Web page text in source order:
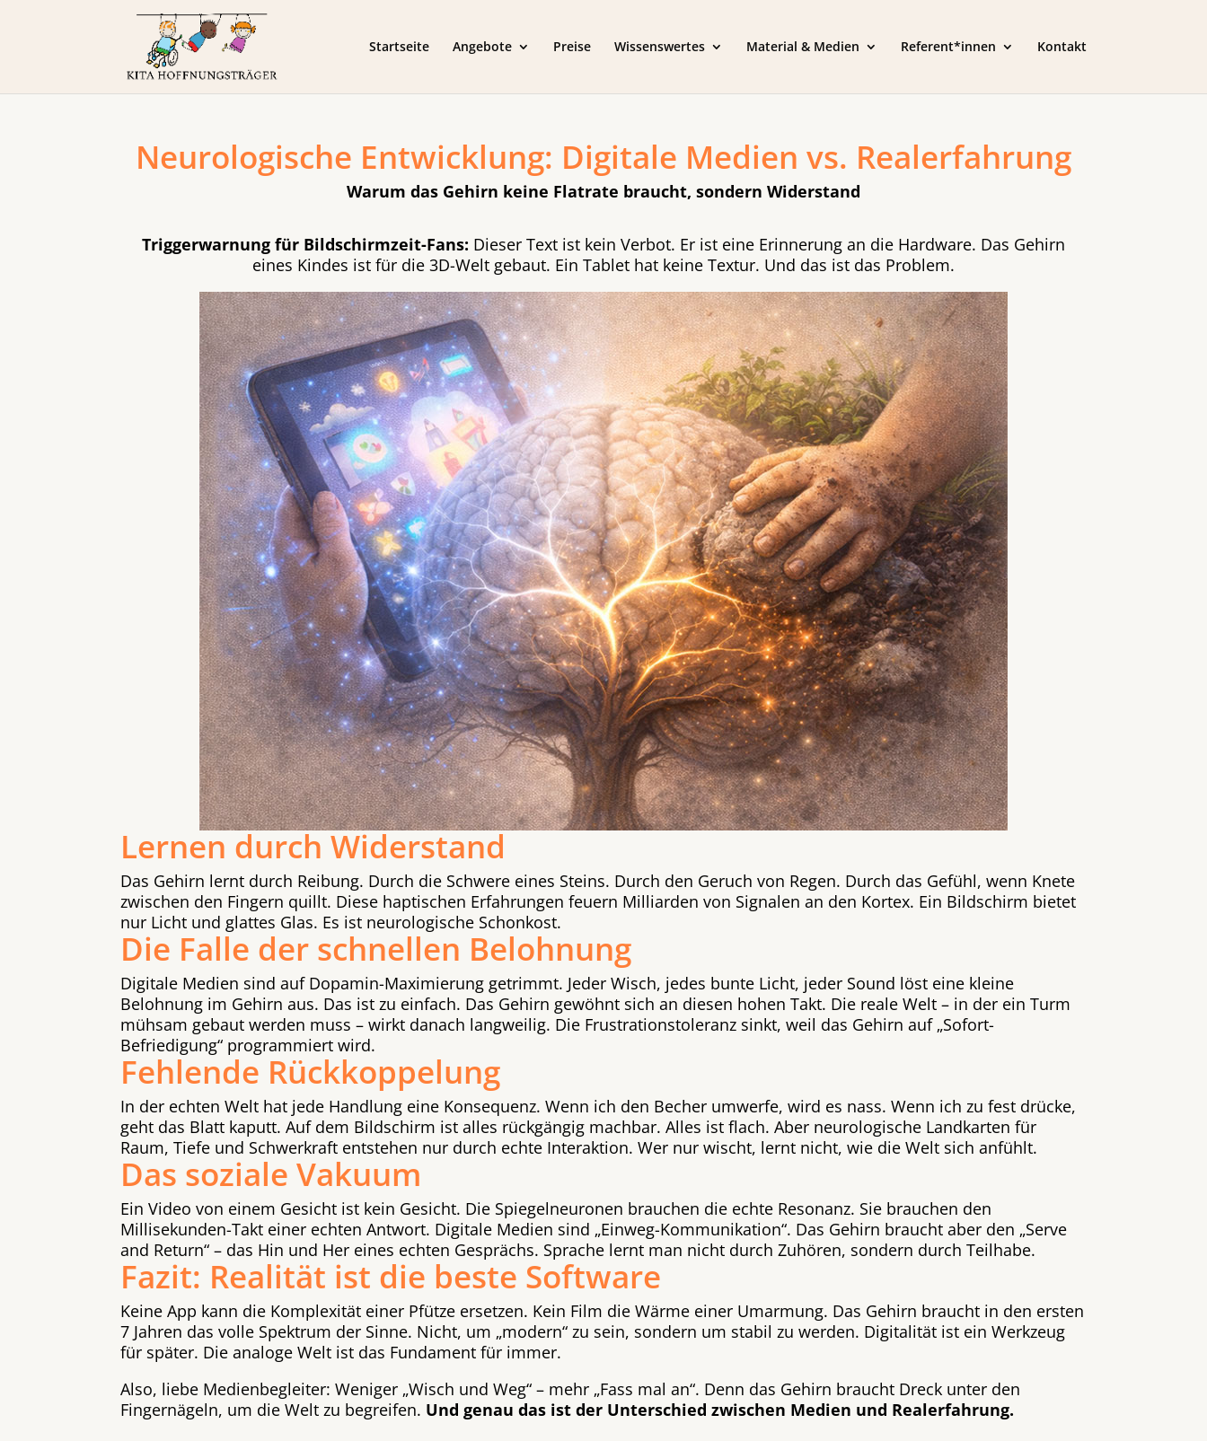
Startseite Angebote Preise Wissenswertes Material & Medien Referent*innen Kontakt
Neurologische Entwicklung: Digitale Medien vs. Realerfahrung
Warum das Gehirn keine Flatrate braucht, sondern Widerstand
Triggerwarnung für Bildschirmzeit-Fans: Dieser Text ist kein Verbot. Er ist eine Erinnerung an die Hardware. Das Gehirn
eines Kindes ist für die 3D-Welt gebaut. Ein Tablet hat keine Textur. Und das ist das Problem.
Lernen durch Widerstand
Das Gehirn lernt durch Reibung. Durch die Schwere eines Steins. Durch den Geruch von Regen. Durch das Gefühl, wenn Knete
zwischen den Fingern quillt. Diese haptischen Erfahrungen feuern Milliarden von Signalen an den Kortex. Ein Bildschirm bietet
nur Licht und glattes Glas. Es ist neurologische Schonkost.
Die Falle der schnellen Belohnung
Digitale Medien sind auf Dopamin-Maximierung getrimmt. Jeder Wisch, jedes bunte Licht, jeder Sound löst eine kleine
Belohnung im Gehirn aus. Das ist zu einfach. Das Gehirn gewöhnt sich an diesen hohen Takt. Die reale Welt – in der ein Turm
mühsam gebaut werden muss – wirkt danach langweilig. Die Frustrationstoleranz sinkt, weil das Gehirn auf „Sofort-
Befriedigung“ programmiert wird.
Fehlende Rückkoppelung
In der echten Welt hat jede Handlung eine Konsequenz. Wenn ich den Becher umwerfe, wird es nass. Wenn ich zu fest drücke,
geht das Blatt kaputt. Auf dem Bildschirm ist alles rückgängig machbar. Alles ist flach. Aber neurologische Landkarten für
Raum, Tiefe und Schwerkraft entstehen nur durch echte Interaktion. Wer nur wischt, lernt nicht, wie die Welt sich anfühlt.
Das soziale Vakuum
Ein Video von einem Gesicht ist kein Gesicht. Die Spiegelneuronen brauchen die echte Resonanz. Sie brauchen den
Millisekunden-Takt einer echten Antwort. Digitale Medien sind „Einweg-Kommunikation“. Das Gehirn braucht aber den „Serve
and Return“ – das Hin und Her eines echten Gesprächs. Sprache lernt man nicht durch Zuhören, sondern durch Teilhabe.
Fazit: Realität ist die beste Software
Keine App kann die Komplexität einer Pfütze ersetzen. Kein Film die Wärme einer Umarmung. Das Gehirn braucht in den ersten
7 Jahren das volle Spektrum der Sinne. Nicht, um „modern“ zu sein, sondern um stabil zu werden. Digitalität ist ein Werkzeug
für später. Die analoge Welt ist das Fundament für immer.
Also, liebe Medienbegleiter: Weniger „Wisch und Weg“ – mehr „Fass mal an“. Denn das Gehirn braucht Dreck unter den
Fingernägeln, um die Welt zu begreifen. Und genau das ist der Unterschied zwischen Medien und Realerfahrung.